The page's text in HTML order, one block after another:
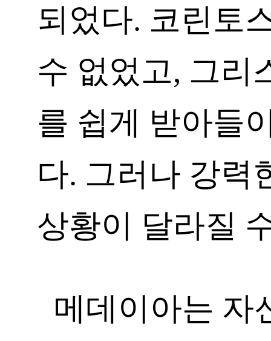
되었다. 코린토
수 없었고, 그리
를 쉽게 받아들
다. 그러나 강력
상황이 달라질
메데이아는 자